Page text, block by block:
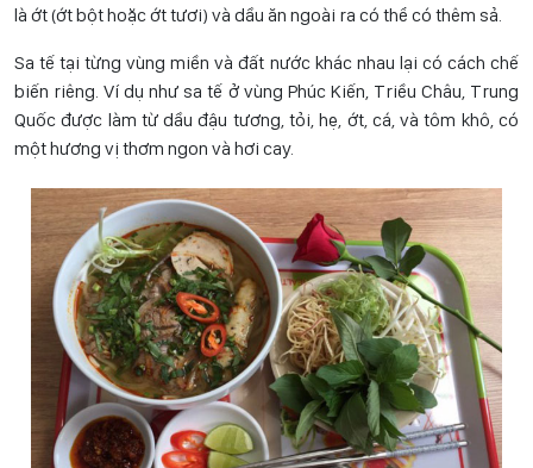
là ớt (ớt bột hoặc ớt tươi) và dầu ăn ngoài ra có thể có thêm sả.
Sa tế tại từng vùng miền và đất nước khác nhau lại có cách chế
biến riêng. Ví dụ như sa tế ở vùng Phúc Kiến, Triều Châu, Trung
Quốc được làm từ dầu đậu tương, tỏi, hẹ, ớt, cá, và tôm khô, có
một hương vị thơm ngon và hơi cay.